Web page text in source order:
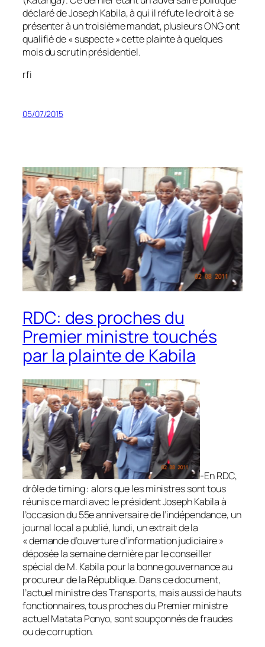
déclaré de Joseph Kabila, à qui il réfute le droit à se
présenter à un troisième mandat, plusieurs ONG ont
qualifié de « suspecte » cette plainte à quelques
mois du scrutin présidentiel.
rfi
05/07/2015
RDC: des proches du
Premier ministre touchés
par la plainte de Kabila
-En RDC,
drôle de timing : alors que les ministres sont tous
réunis ce mardi avec le président Joseph Kabila à
l’occasion du 55e anniversaire de l’indépendance, un
journal local a publié, lundi, un extrait de la
« demande d’ouverture d’information judiciaire »
déposée la semaine dernière par le conseiller
spécial de M. Kabila pour la bonne gouvernance au
procureur de la République. Dans ce document,
l’actuel ministre des Transports, mais aussi de hauts
fonctionnaires, tous proches du Premier ministre
actuel Matata Ponyo, sont soupçonnés de fraudes
ou de corruption.